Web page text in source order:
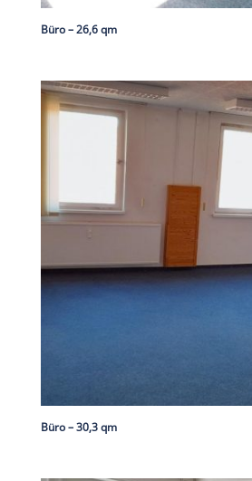
Büro – 26,6 qm
Büro – 30,3 qm